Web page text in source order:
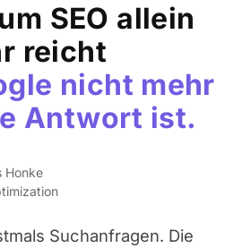
SEO allein
reicht
nicht mehr
Antwort ist.
Honke
Suchanfragen. Die